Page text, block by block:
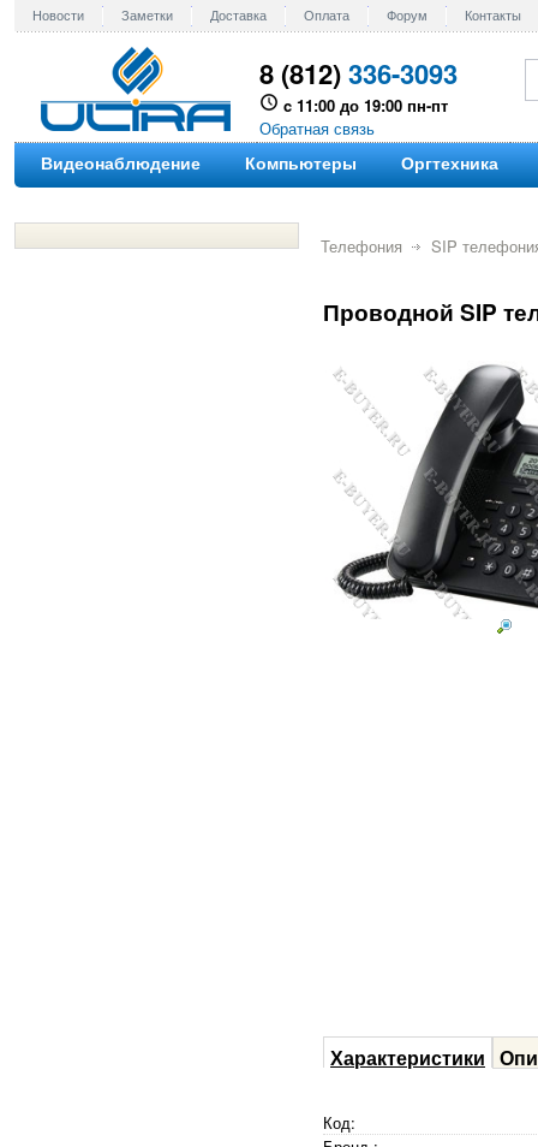
Новости Заметки Доставка Оплата Форум Контакты
8 (812)336-3093
c 11:00 до 19:00 пн-пт
Обратная связь
Видеонаблюдение Компьютеры Оргтехника
Телефония SIP
Проводной SIP
Характеристики
Код: